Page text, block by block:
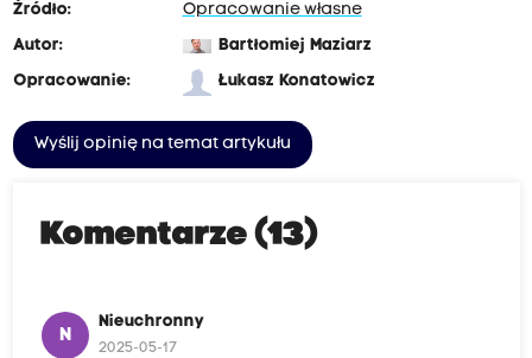
Źródło:
Opracowanie własne
Autor:
Bartłomiej Maziarz
Opracowanie:
Łukasz Konatowicz
Wyślij opinię na temat artykułu
Komentarze (13)
N
Nieuchronny
2025-05-17